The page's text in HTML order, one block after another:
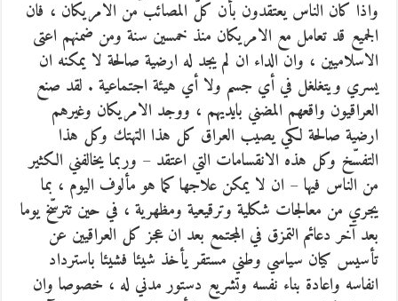
واذا كان الناس يعتقدون بأن كلّ المصائب من الامريكان ، فان
الجميع قد تعامل مع الامريكان منذ خمسين سنة ومن ضمنهم اعتى
الاسلاميين ، وان الداء ان لم يجد له ارضية صالحة لا يمكنه ان
يسري ويتغلغل في أي جسم ولا أي هيئة اجتماعية . لقد صنع
العراقيون واقعهم المضني بايديهم ، ووجد الامريكان وغيرهم
ارضية صالحة لكي يصيب العراق كل هذا التهتك وكل هذا
التفسّخ وكل هذه الانقسامات التي اعتقد – وربما يخالفني الكثير
من الناس فيها – ان لا يمكن علاجها كما هو مألوف اليوم ، بما
يجري من معالجات شكلية وترقيعية ومظهرية ، في حين تترسّخ يوما
بعد آخر دعائم التمزق في المجتمع بعد ان عجز كل العراقيين عن
تأسيس كيان سياسي وطني مستقر يأخذ شيئا فشيئا باسترداد
انفاسه واعادة بناء نفسه وتشريع دستور مدني له ، خصوصا وان